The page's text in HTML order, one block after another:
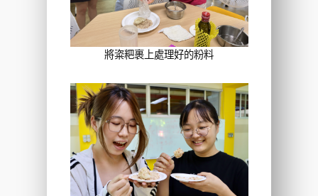
將粢粑裹上處理好的粉料